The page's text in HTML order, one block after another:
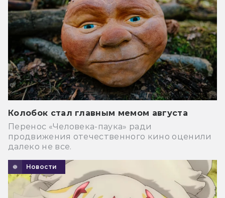
Колобок стал главным мемом августа
Перенос «Человека-паука» ради
продвижения отечественного кино оценили
далеко не все.
Новости